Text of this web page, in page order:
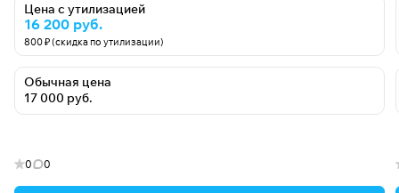
Цена с утилизацией
16 200 руб.
800 ₽ (скидка по утилизации)
Обычная цена
17 000 руб.
0 0